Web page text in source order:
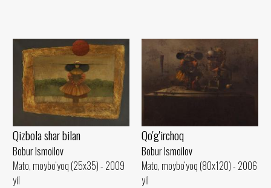
Qizbola shar bilan
Bobur Ismoilov
Mato, moybo‘yoq (25x35) - 2009
yil
Qo'g'irchoq
Bobur Ismoilov
Mato, moybo‘yoq (80x120) - 2006
yil